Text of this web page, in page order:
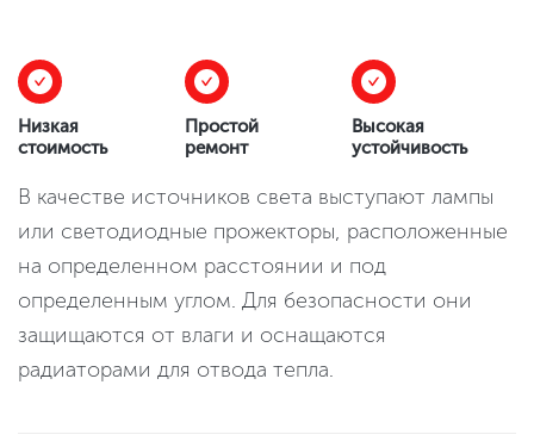
В качестве источников света выступают лампы
или светодиодные прожекторы, расположенные
на определенном расстоянии и под
определенным углом. Для безопасности они
защищаются от влаги и оснащаются
радиаторами для отвода тепла.
Низкая
стоимость
Простой
ремонт
Высокая
устойчивость